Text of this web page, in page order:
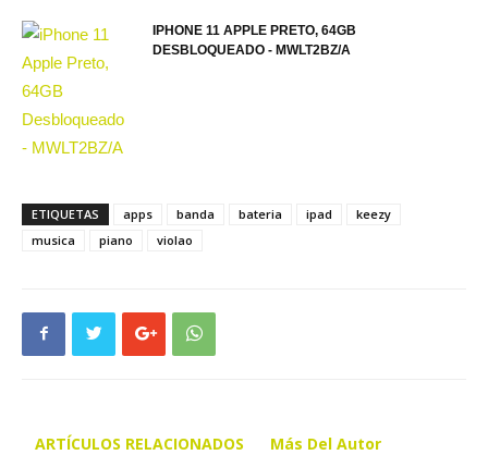
IPHONE 11 APPLE PRETO, 64GB
DESBLOQUEADO - MWLT2BZ/A
ETIQUETAS apps banda bateria ipad
keezy
musica
piano violao
ARTÍCULOS RELACIONADOS Más Del Autor